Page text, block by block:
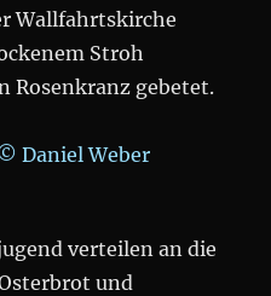
Wallfahrtskirche
Stroh
Rosenkranz gebetet.
verteilen an die
und